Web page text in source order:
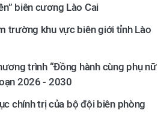
biên cương Lào Cai
trường khu vực biên giới tỉnh Lào
trình “Đồng hành cùng phụ nữ
2026 - 2030
chính trị của bộ đội biên phòng